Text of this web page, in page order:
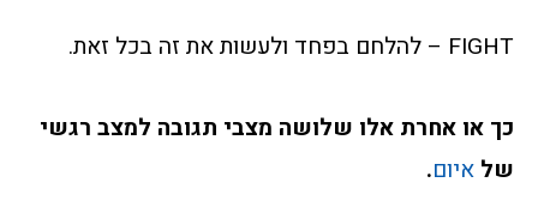
FIGHT – להלחם בפחד ולעשות את זה בכל זאת.
כך או אחרת אלו שלושה מצבי תגובה למצב רגשי
של איום.